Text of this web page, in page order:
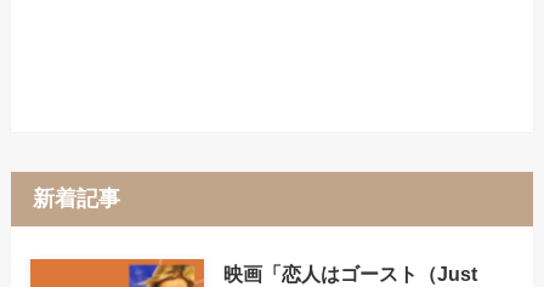
新着記事
映画「恋人はゴースト（Just